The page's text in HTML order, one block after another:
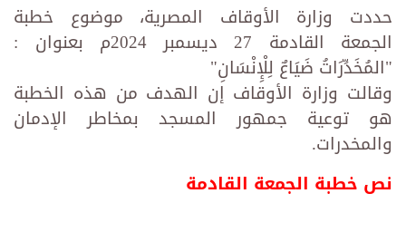
حددت وزارة الأوقاف المصرية، موضوع خطبة
الجمعة القادمة 27 ديسمبر 2024م بعنوان :
"المُخَدِّرَاتُ ضَيَاعٌ لِلْإِنْسَانِ"
وقالت وزارة الأوقاف إن الهدف من هذه الخطبة
هو توعية جمهور المسجد بمخاطر الإدمان
والمخدرات.
نص خطبة الجمعة القادمة